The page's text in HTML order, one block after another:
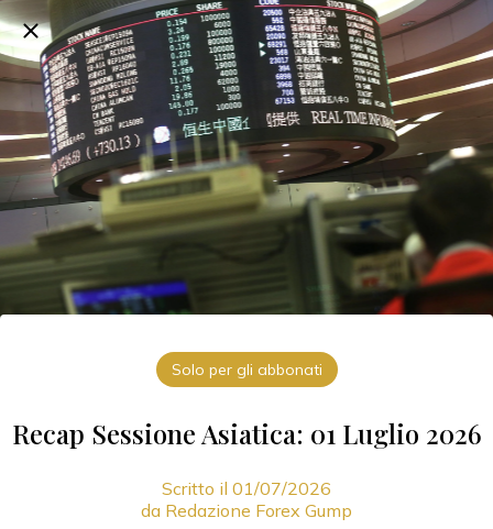
Solo per gli abbonati
Recap Sessione Asiatica: 01 Luglio 2026
Scritto il 01/07/2026
da Redazione Forex Gump